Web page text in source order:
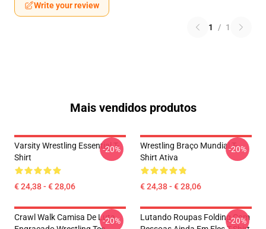
Write your review
1 / 1
Mais vendidos produtos
Varsity Wrestling Essential T-
Shirt
€ 24,38 - € 28,06
-20%
Wrestling Braço Mundial T-
Shirt Ativa
€ 24,38 - € 28,06
-20%
Crawl Walk Camisa De Luta
-20%
Lutando Roupas Folding Com
-20%